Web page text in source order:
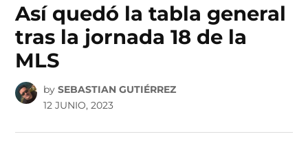
Así quedó la tabla general
tras la jornada 18 de la
MLS
by SEBASTIAN GUTIÉRREZ
12 JUNIO, 2023